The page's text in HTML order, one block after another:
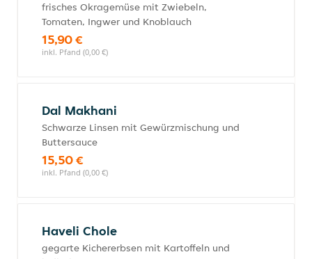
frisches Okragemüse mit Zwiebeln,
Tomaten, Ingwer und Knoblauch
15,90 €
inkl. Pfand (0,00 €)
Dal Makhani
Schwarze Linsen mit Gewürzmischung und
Buttersauce
15,50 €
inkl. Pfand (0,00 €)
Haveli Chole
gegarte Kichererbsen mit Kartoffeln und